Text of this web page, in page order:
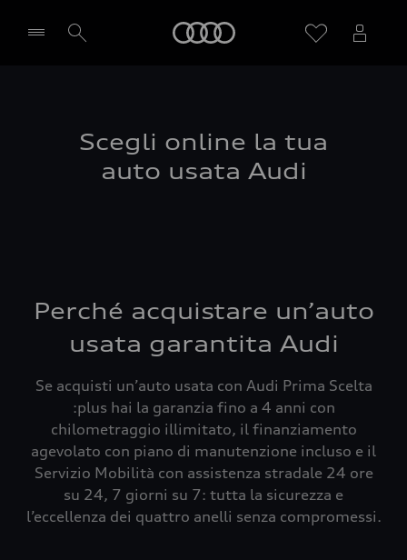
Scegli online la tua
auto usata Audi
Perché acquistare un’auto
usata garantita Audi
Se acquisti un’auto usata con Audi Prima Scelta
:plus hai la garanzia fino a 4 anni con
chilometraggio illimitato, il finanziamento
agevolato con piano di manutenzione incluso e il
Servizio Mobilità con assistenza stradale 24 ore
su 24, 7 giorni su 7: tutta la sicurezza e
l’eccellenza dei quattro anelli senza compromessi.